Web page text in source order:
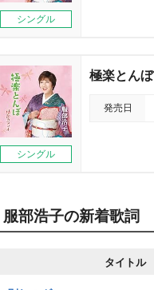
シングル
シングル
極楽とんぼ
発売日
服部浩子の新着歌詞
タイトル